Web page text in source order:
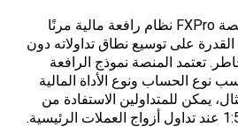
وفي هذا السياق، تقدم منصة FXPro نظام رافعة مالية مرنًا
على توسيع نطاق تداولاته دون
تعتمد المنصة نموذج الرافعة
نوع الحساب ونوع الأداة المالية
يمكن للمتداولين الاستفادة من